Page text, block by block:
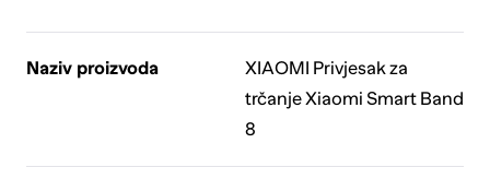
Naziv proizvoda
XIAOMI Privjesak za
trčanje Xiaomi Smart Band
8